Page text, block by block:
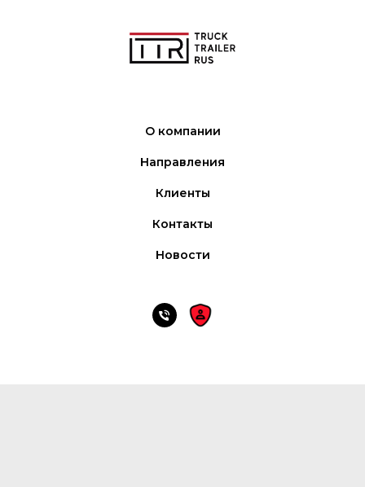
О компании
Направления
Клиенты
Контакты
Новости